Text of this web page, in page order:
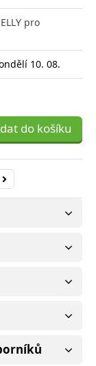
pro
10. 08.
do košíku